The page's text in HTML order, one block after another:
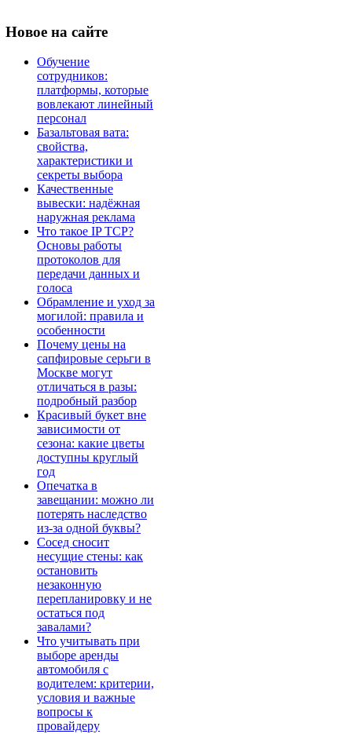
Новое на сайте
Обучение
сотрудников:
платформы, которые
вовлекают линейный
персонал
Базальтовая вата:
свойства,
характеристики и
секреты выбора
Качественные
вывески: надёжная
наружная реклама
Что такое IP TCP?
Основы работы
протоколов для
передачи данных и
голоса
Обрамление и уход за
могилой: правила и
особенности
Почему цены на
сапфировые серьги в
Москве могут
отличаться в разы:
подробный разбор
Красивый букет вне
зависимости от
сезона: какие цветы
доступны круглый
год
Опечатка в
завещании: можно ли
потерять наследство
из-за одной буквы?
Сосед сносит
несущие стены: как
остановить
незаконную
перепланировку и не
остаться под
завалами?
Что учитывать при
выборе аренды
автомобиля с
водителем: критерии,
условия и важные
вопросы к
провайдеру